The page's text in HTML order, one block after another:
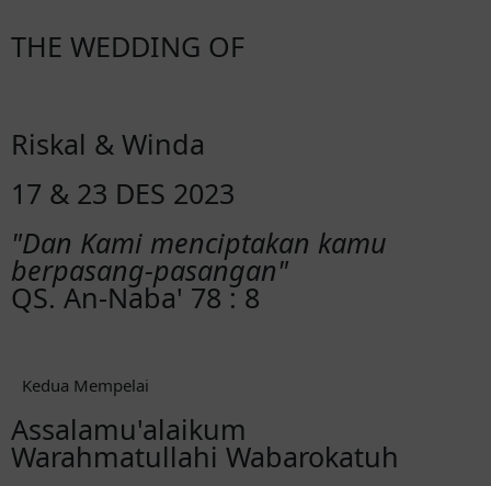
THE WEDDING OF
Riskal & Winda
17 & 23 DES 2023
"Dan Kami menciptakan kamu
berpasang-pasangan"
QS. An-Naba' 78 : 8
Kedua Mempelai
Assalamu'alaikum
Warahmatullahi Wabarokatuh